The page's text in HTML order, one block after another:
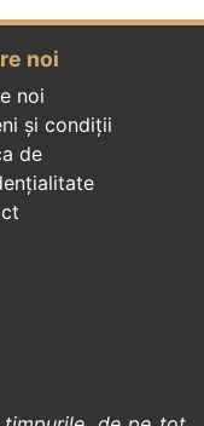
noi
noi
și condiții
de